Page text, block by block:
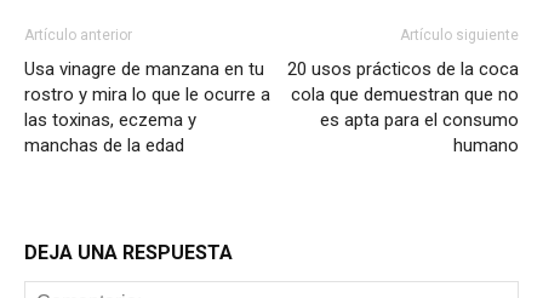
Artículo anterior
Usa vinagre de manzana en tu
rostro y mira lo que le ocurre a
las toxinas, eczema y
manchas de la edad
Artículo siguiente
20 usos prácticos de la coca
cola que demuestran que no
es apta para el consumo
humano
DEJA UNA RESPUESTA